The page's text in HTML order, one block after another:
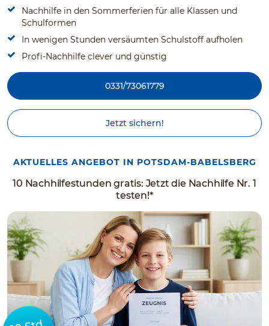
Nachhilfe in den Sommerferien für alle Klassen und
Schulformen
In wenigen Stunden versäumten Schulstoff aufholen
Profi-Nachhilfe clever und günstig
0331/73061779
Jetzt sichern!
AKTUELLES ANGEBOT IN POTSDAM-BABELSBERG
10 Nachhilfestunden gratis: Jetzt die Nachhilfe Nr. 1
testen!*